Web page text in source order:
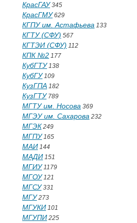
КрасГАУ345
КрасГМУ629
КГПУ им. Астафьева 133
КГТУ (СФУ) 567
КГТЭИ (СФУ) 112
КПК №2 177
КубГТУ138
КубГУ109
КузГПА 182
КузГТУ789
МГТУ им. Носова 369
МГЭУ им. Сахарова 232
МГЭК 249
МГПУ165
МАИ 144
МАДИ 151
МГИУ1179
МГОУ121
МГСУ331
МГУ273
МГУКИ 101
МГУПИ 225